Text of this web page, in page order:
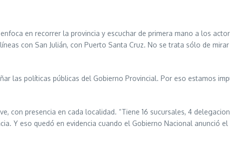
en recorrer la provincia y escuchar de primera mano a los
con San Julián, con Puerto Santa Cruz. No se trata sólo de
las políticas públicas del Gobierno Provincial. Por eso estamos
con presencia en cada localidad. “Tiene 16 sucursales, 4
Y eso quedó en evidencia cuando el Gobierno Nacional anunció